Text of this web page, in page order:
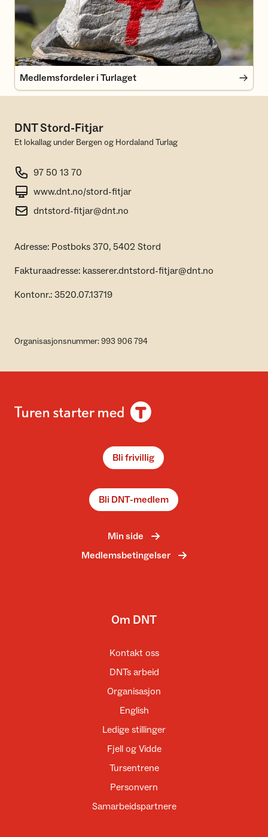
Medlemsfordeler i Turlaget
DNT Stord-Fitjar
Et lokallag under Bergen og Hordaland Turlag
97 50 13 70
www.dnt.no/stord-fitjar
dntstord-fitjar@dnt.no
Adresse: Postboks 370, 5402 Stord
Fakturaadresse: kasserer.dntstord-fitjar@dnt.no
Kontonr.: 3520.07.13719
Organisasjonsnummer: 993 906 794
Bli frivillig
Bli DNT-medlem
Min side
Medlemsbetingelser
Om DNT
Kontakt oss
DNTs arbeid
Organisasjon
English
Ledige stillinger
Fjell og Vidde
Tursentrene
Personvern
Samarbeidspartnere